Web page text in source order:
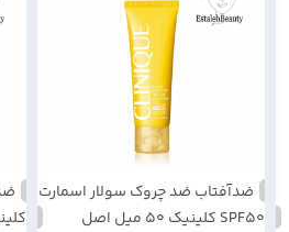
ضدآفتاب ضد چروک سولار اسمارت
SPF50 کلینیک 50 میل اصل
کلینیک